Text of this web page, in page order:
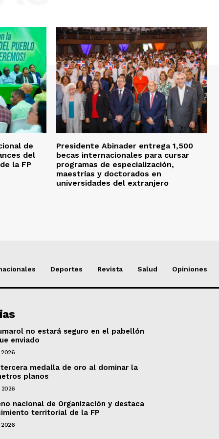
de
del
la FP
Presidente Abinader entrega 1,500
becas internacionales para cursar
programas de especialización,
maestrías y doctorados en
universidades del extranjero
Deportes Revista Salud Opiniones
no estará seguro en el pabellón
enviado
medalla de oro al dominar la
planos
nacional de Organización y destaca
territorial de la FP